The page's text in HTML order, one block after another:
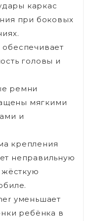
каркас
при боковых
головы и
ремни
мягкими
и
крепления
неправильную
жёсткую
уменьшает
ребёнка в